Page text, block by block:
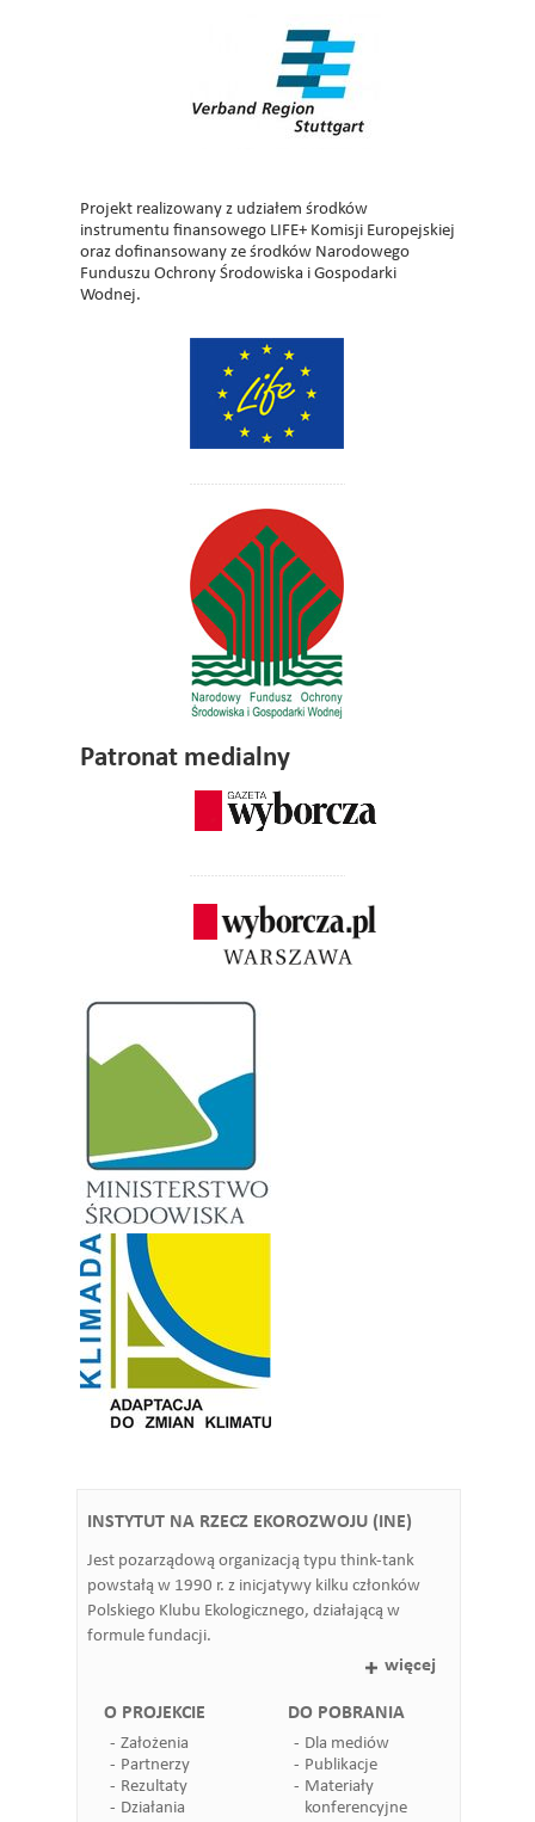
Projekt realizowany z udziałem środków
instrumentu finansowego LIFE+ Komisji Europejskiej
oraz dofinansowany ze środków Narodowego
Funduszu Ochrony Środowiska i Gospodarki
Wodnej.
Patronat medialny
INSTYTUT NA RZECZ EKOROZWOJU (INE)
Jest pozarządową organizacją typu think-tank
powstałą w 1990 r. z inicjatywy kilku członków
Polskiego Klubu Ekologicznego, działającą w
formule fundacji.
więcej
O PROJEKCIE
Założenia
Partnerzy
Rezultaty
Działania
DO POBRANIA
Dla mediów
Publikacje
Materiały
konferencyjne